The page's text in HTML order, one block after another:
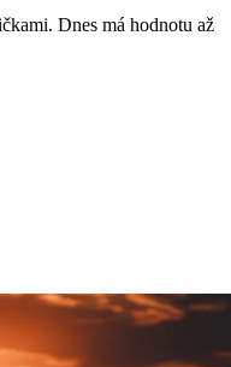
Dnes má hodnotu až